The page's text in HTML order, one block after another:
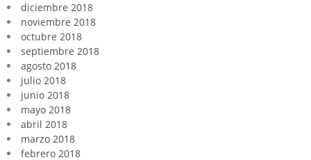
diciembre 2018
noviembre 2018
octubre 2018
septiembre 2018
agosto 2018
julio 2018
junio 2018
mayo 2018
abril 2018
marzo 2018
febrero 2018